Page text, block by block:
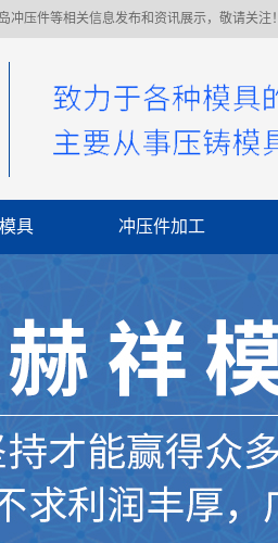
冲压件等相关信息发布和资讯展示，敬请关注！
具 冲压件加工